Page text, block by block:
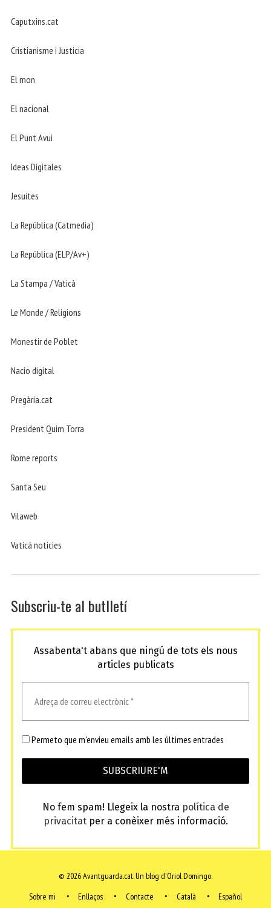
Caputxins.cat
Cristianisme i Justicia
El mon
El nacional
El Punt Avui
Ideas Digitales
Jesuites
La República (Catmedia)
La República (ELP/Av+)
La Stampa / Vaticà
Le Monde / Religions
Monestir de Poblet
Nacio digital
Pregària.cat
President Quim Torra
Rome reports
Santa Seu
Vilaweb
Vaticá noticies
Subscriu-te al butlletí
Assabenta't abans que ningú de tots els nous
articles publicats
Permeto que m'envieu emails amb les últimes entrades
No fem spam! Llegeix la nostra política de
privacitatper a conèixer més informació.
© 2026 Avantguarda.cat.Un blog d'Oriol Domingo.
Sobre mi
Enllaços Contacte Català Español